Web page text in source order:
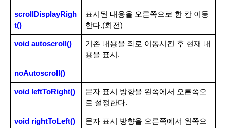
scrollDisplayRigh
t()
표시된 내용을 오른쪽으로 한 칸 이동
한다.(회전)
void autoscroll()
기존 내용을 좌로 이동시킨 후 현재 내
용을 표시.
noAutoscroll()
void leftToRight()
문자 표시 방향을 왼쪽에서 오른쪽으
로 설정한다.
void rightToLeft() 문자 표시 방향을 오른쪽에서 왼쪽으